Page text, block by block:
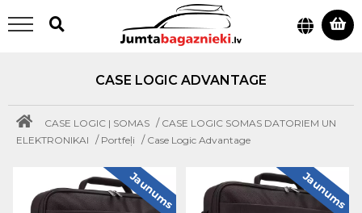
CASE LOGIC ADVANTAGE
CASE LOGIC | SOMAS / CASE LOGIC SOMAS DATORIEM UN
ELEKTRONIKAI / Portfeļi / Case Logic Advantage
Jaunums Jaunums